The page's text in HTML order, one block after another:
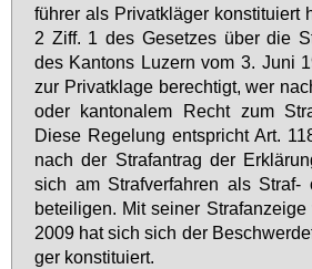
füh­rer als Pri­vat­klä­ger kon­sti­tu­iert
2 Ziff. 1 des Ge­set­zes über die
des Kan­tons Lu­zern vom 3. Ju­ni
zur Pri­vat­kla­ge be­rech­tigt, wer
oder kan­to­na­lem Recht zum
Die­se Re­ge­lung ent­spricht Art.
nach der Straf­an­trag der
sich am Straf­ver­fah­ren als Straf-
be­tei­li­gen. Mit sei­ner
2009 hat sich sich der
ger kon­sti­tu­iert.